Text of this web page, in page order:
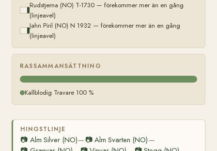
Rudstjerna (NO) T-1730 — förekommer mer än en gång
(linjeavel)
Jahn Piril (NO) N 1932 — förekommer mer än en gång
(linjeavel)
RASSAMMANSÄTTNING
Kallblodig Travare 100 %
HINGSTLINJE
📷 Alm Silver (NO)— 📷Alm Svarten (NO) —